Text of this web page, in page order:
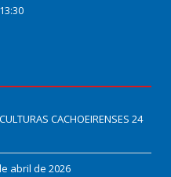
CACHOEIRENSES 24
abril de 2026